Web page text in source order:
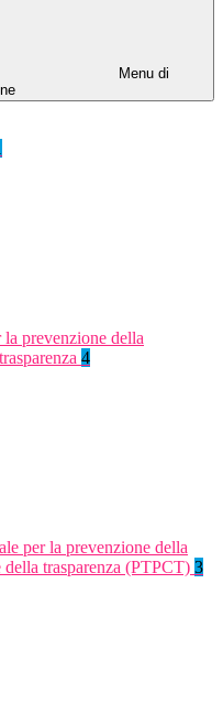
Menu di
prevenzione della
4
per la prevenzione della
della trasparenza (PTPCT) 3